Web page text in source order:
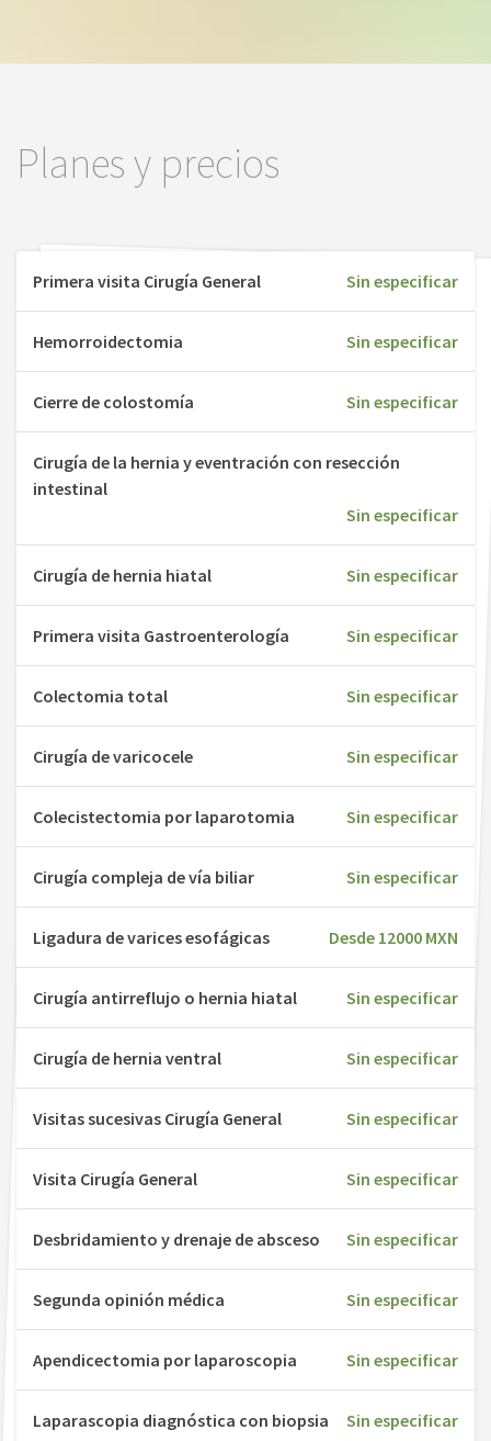
Planes y precios
Primera visita Cirugía General Sin especificar
Hemorroidectomia Sin especificar
Cierre de colostomía Sin especificar
Cirugía de la hernia y eventración con resección
intestinal
Sin especificar
Cirugía de hernia hiatal Sin especificar
Primera visita Gastroenterología Sin especificar
Colectomia total Sin especificar
Cirugía de varicocele Sin especificar
Colecistectomia por laparotomia Sin especificar
Cirugía compleja de vía biliar Sin especificar
Ligadura de varices esofágicas Desde 12000 MXN
Cirugía antirreflujo o hernia hiatal Sin especificar
Cirugía de hernia ventral Sin especificar
Visitas sucesivas Cirugía General Sin especificar
Visita Cirugía General Sin especificar
Desbridamiento y drenaje de absceso Sin especificar
Segunda opinión médica Sin especificar
Apendicectomia por laparoscopia Sin especificar
Laparascopia diagnóstica con biopsia Sin especificar